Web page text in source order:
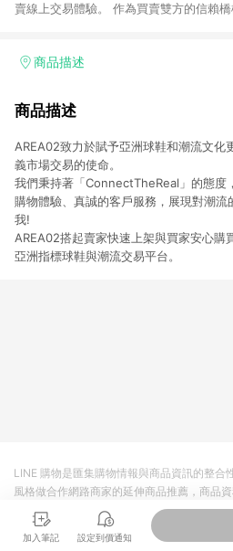
賣線上交易體驗。 作為買賣雙方的信賴
鞋、街頭服飾與收藏品交易平台。 客服專線：+886-2-2706-
商品描述
商品描述
AREA02致力於賦予亞洲球鞋和潮流文化
義市場交易的使命。
我們秉持著「ConnectTheReal」的態度
購物體驗、真誠的客戶服務，展現對潮
我!
AREA02搭起賣家快速上架與買家安心購
亞洲指標球鞋與潮流交易平台。
加入筆記 設定到價通知
LINE 購物是匯集購物情報與商品資訊的整合
風格做合作網路商家的延伸商品推薦，商品
商品至各合作網路商家，確認現售價與購物
準。